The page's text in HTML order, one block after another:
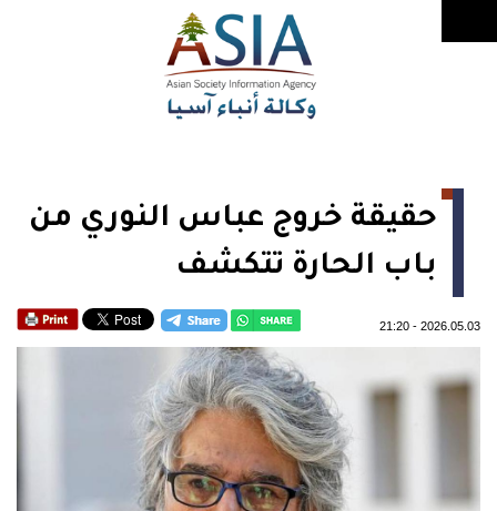
حقيقة خروج عباس النوري من
باب الحارة تتكشف
2026.05.03
-
21:20